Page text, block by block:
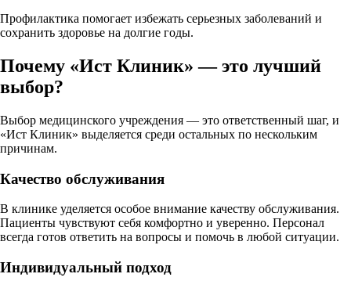
Профилактика помогает избежать серьезных заболеваний и
сохранить здоровье на долгие годы.
Почему «Ист Клиник» — это лучший
выбор?
Выбор медицинского учреждения — это ответственный шаг, и
«Ист Клиник» выделяется среди остальных по нескольким
причинам.
Качество обслуживания
В клинике уделяется особое внимание качеству обслуживания.
Пациенты чувствуют себя комфортно и уверенно. Персонал
всегда готов ответить на вопросы и помочь в любой ситуации.
Индивидуальный подход